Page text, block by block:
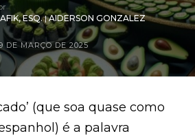
ESQ.|AIDERSON GONZALEZ
DE MARÇO DE 2025
(que soa quase como
é a palavra